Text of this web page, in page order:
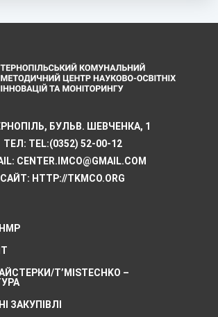
БУЛЬВ. ШЕВЧЕНКА, 1
ТЕЛ: TEL:(0352) 52-00-12
CENTER.IMCO@GMAIL.COM
САЙТ: HTTP://TKMCО.ORG
T’MISTECHKO –
ЗАКУПІВЛІ